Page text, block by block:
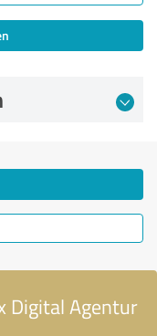
Digital Agentur